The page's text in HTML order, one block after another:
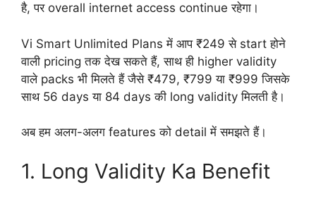
है, पर overall internet access continue रहेगा।
Vi Smart Unlimited Plans में आप ₹249 से start होने
वाली pricing तक देख सकते हैं, साथ ही higher validity
वाले packs भी मिलते हैं जैसे ₹479, ₹799 या ₹999 जिसके
साथ 56 days या 84 days की long validity मिलती है।
अब हम अलग-अलग features को detail में समझते हैं।
1. Long Validity Ka Benefit